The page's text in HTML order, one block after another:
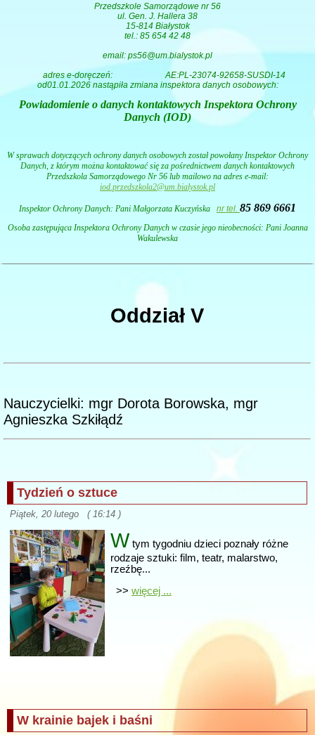
Przedszkole Samorządowe nr 56
ul. Gen. J. Hallera 38
15-814 Białystok
tel.: 85 654 42 48
email: ps56@um.bialystok.pl
adres e-doręczeń:AE:PL-23074-92658-SUSDI-14
od01.01.2026 nastąpiła zmiana inspektora danych osobowych:
Powiadomienie o danych kontaktowych Inspektora Ochrony
Danych (IOD)
W sprawach dotyczących ochrony danych osobowych został powołany Inspektor Ochrony
Danych, z którym można kontaktować się za pośrednictwem danych kontaktowych
Przedszkola Samorządowego Nr 56 lub mailowo na adres e-mail:
iod.przedszkola2@um.bialystok.pl
Inspektor Ochrony Danych: Pani Małgorzata Kuczyńska nr tel. 85 869 6661
Osoba zastępująca Inspektora Ochrony Danych w czasie jego nieobecności: Pani Joanna
Wakulewska
Oddział V
Nauczycielki: mgr Dorota Borowska, mgr
Agnieszka Szkiłądź
Tydzień o sztuce
Piątek, 20 lutego ( 16:14 )
W tym tygodniu dzieci poznały różne
rodzaje sztuki: film, teatr, malarstwo,
rzeźbę...
>> więcej ...
W krainie bajek i baśni